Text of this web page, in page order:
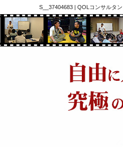
S__37404683 | QOLコンサルタ